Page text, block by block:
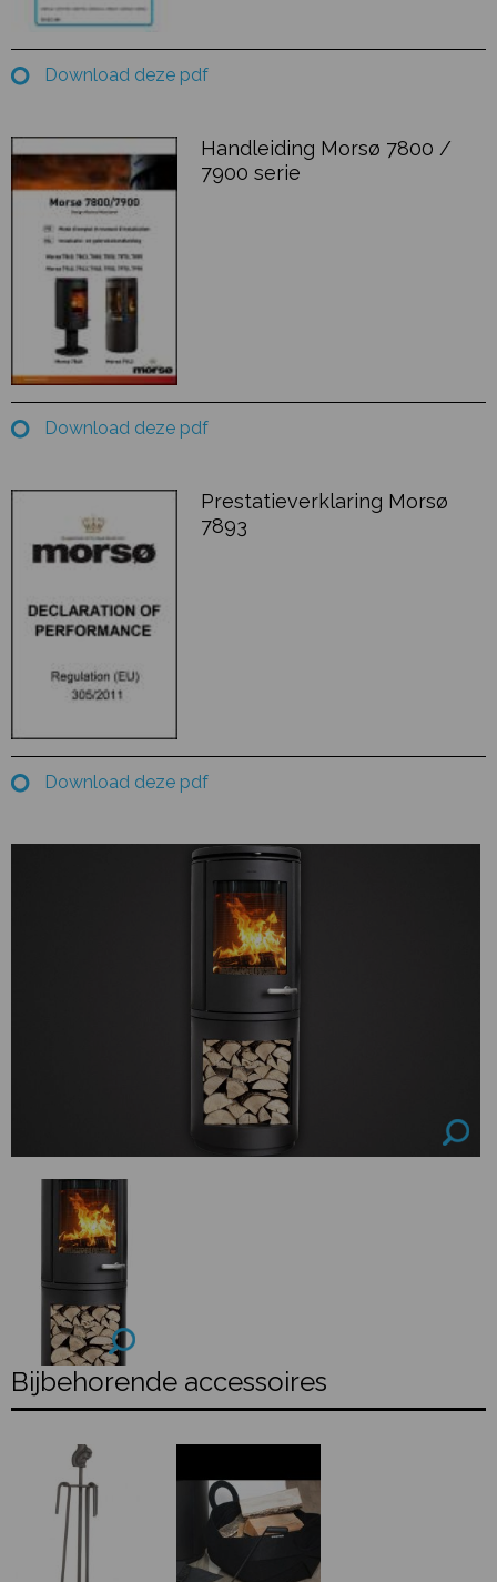
Download deze pdf
Handleiding Morsø 7800 /
7900 serie
Download deze pdf
Prestatieverklaring Morsø
7893
Download deze pdf
Bijbehorende accessoires